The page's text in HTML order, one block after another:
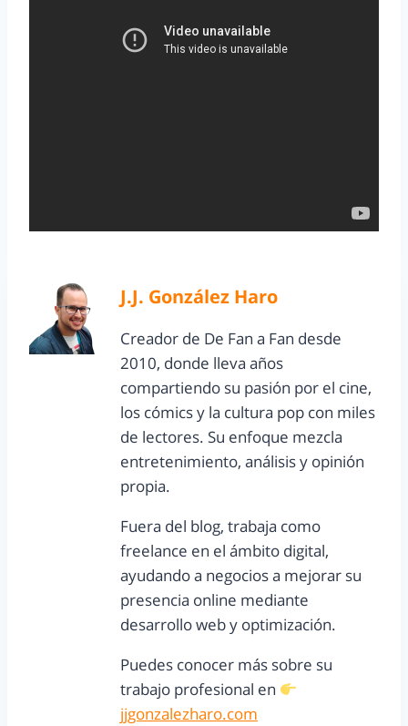
J.J. González Haro
Creador de De Fan a Fan desde
2010, donde lleva años
compartiendo su pasión por el cine,
los cómics y la cultura pop con miles
de lectores. Su enfoque mezcla
entretenimiento, análisis y opinión
propia.
Fuera del blog, trabaja como
freelance en el ámbito digital,
ayudando a negocios a mejorar su
presencia online mediante
desarrollo web y optimización.
Puedes conocer más sobre su
trabajo profesional en
jjgonzalezharo.com